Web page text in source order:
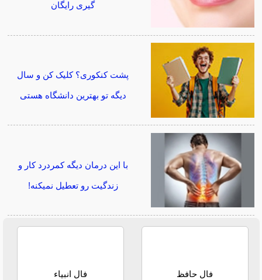
گیری رایگان
پشت کنکوری؟ کلیک کن و سال
دیگه تو بهترین دانشگاه هستی
با این درمان دیگه کمردرد کار و
زندگیت رو تعطیل نمیکنه!
فال حافظ فال انبیاء